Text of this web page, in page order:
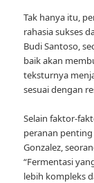
Tak hanya itu,
rahasia sukses
Budi Santoso,
baik akan
teksturnya
sesuai dengan
Selain faktor-
peranan
Gonzalez,
“Fermentasi
lebih kompleks